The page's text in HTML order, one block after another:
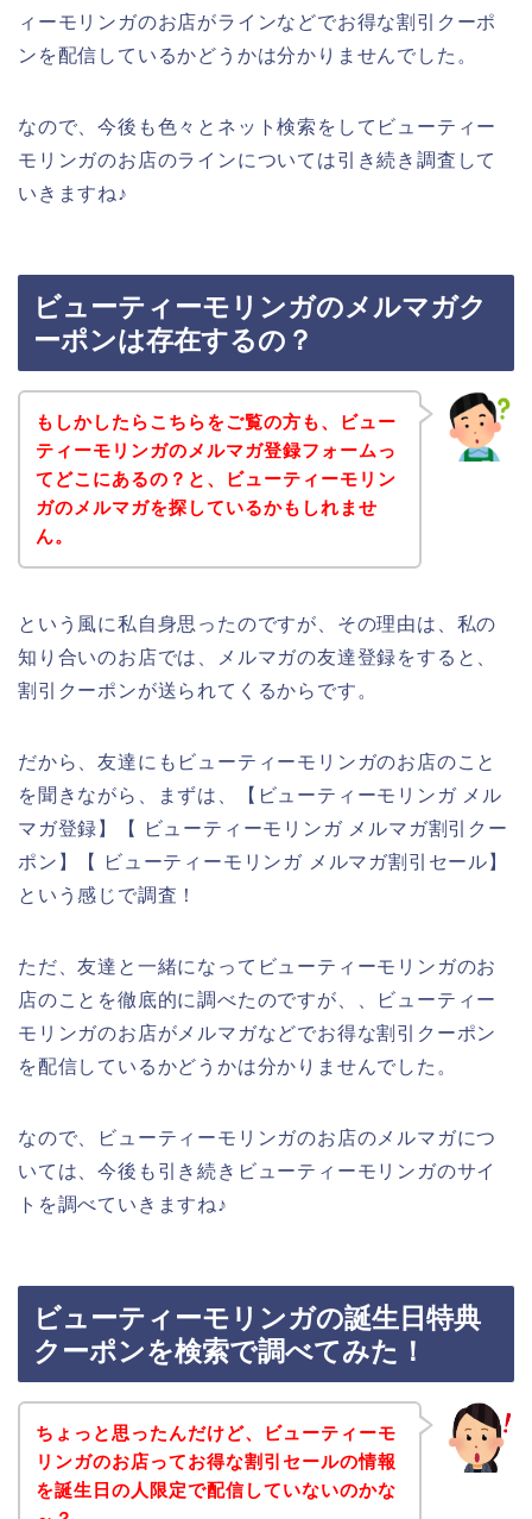
ィーモリンガのお店がラインなどでお得な割引クーポ
ンを配信しているかどうかは分かりませんでした。
なので、今後も色々とネット検索をしてビューティー
モリンガのお店のラインについては引き続き調査して
いきますね♪
ビューティーモリンガのメルマガク
ーポンは存在するの？
もしかしたらこちらをご覧の方も、ビュー
ティーモリンガのメルマガ登録フォームっ
てどこにあるの？と、ビューティーモリン
ガのメルマガを探しているかもしれませ
ん。
という風に私自身思ったのですが、その理由は、私の
知り合いのお店では、メルマガの友達登録をすると、
割引クーポンが送られてくるからです。
だから、友達にもビューティーモリンガのお店のこと
を聞きながら、まずは、【ビューティーモリンガ メル
マガ登録】【 ビューティーモリンガ メルマガ割引クー
ポン】【 ビューティーモリンガ メルマガ割引セール】
という感じで調査！
ただ、友達と一緒になってビューティーモリンガのお
店のことを徹底的に調べたのですが、、ビューティー
モリンガのお店がメルマガなどでお得な割引クーポン
を配信しているかどうかは分かりませんでした。
なので、ビューティーモリンガのお店のメルマガにつ
いては、今後も引き続きビューティーモリンガのサイ
トを調べていきますね♪
ビューティーモリンガの誕生日特典
クーポンを検索で調べてみた！
ちょっと思ったんだけど、ビューティーモ
リンガのお店ってお得な割引セールの情報
を誕生日の人限定で配信していないのかな